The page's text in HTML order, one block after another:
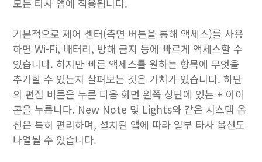
모든 타사 앱에 적용됩니다.
기본적으로 제어 센터(측면 버튼을 통해 액세스)를 사용
하면 Wi-Fi, 배터리, 방해 금지 등에 빠르게 액세스할 수
있습니다. 하지만 빠른 액세스를 원하는 항목에 무엇을
추가할 수 있는지 살펴보는 것은 가치가 있습니다. 하단
의 편집 버튼을 누른 다음 화면 왼쪽 상단에 있는 + 아이
콘을 누릅니다. New Note 및 Lights와 같은 시스템 옵
션은 특히 편리하며, 설치된 앱에 따라 일부 타사 옵션도
나열될 수 있습니다.